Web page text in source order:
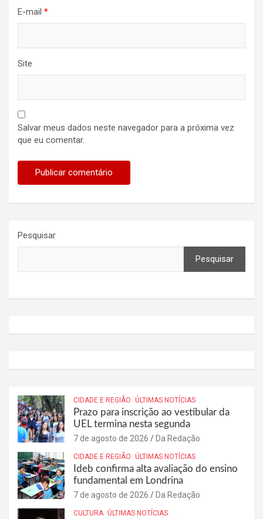
E-mail *
Site
Salvar meus dados neste navegador para a próxima vez
que eu comentar.
Pesquisar
Pesquisar
CIDADE E REGIÃO ÚLTIMAS NOTÍCIAS
Prazo para inscrição ao vestibular da
UEL termina nesta segunda
7 de agosto de 2026 Da Redação
CIDADE E REGIÃO ÚLTIMAS NOTÍCIAS
Ideb confirma alta avaliação do ensino
fundamental em Londrina
7 de agosto de 2026 Da Redação
CULTURA ÚLTIMAS NOTÍCIAS